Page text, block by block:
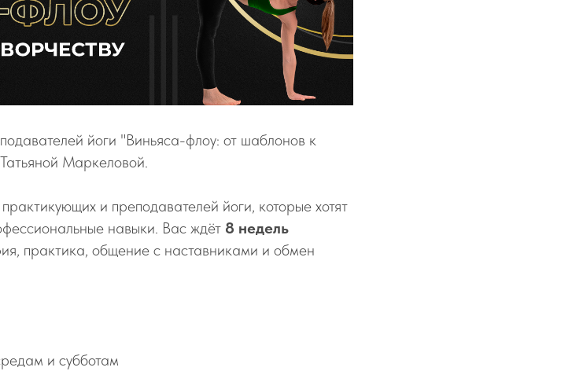
йоги "Виньяса-флоу: от шаблонов к
Маркеловой.
и преподавателей йоги, которые хотят
навыки. Вас ждёт 8 недель
практика, общение с наставниками и обмен
и субботам